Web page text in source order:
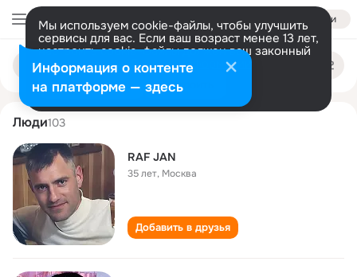
Войти
Мы используем cookie-файлы, чтобы улучшить
сервисы для вас. Если ваш возраст менее 13 лет,
настроить cookie-файлы должен ваш законный
представитель. Больше информации
Разрешить все Настроить
Поиск
людям
raf jan
Люди103
RAF JAN
35 лет, Москва
Добавить в друзья
Информация о контенте
на платформе — здесь